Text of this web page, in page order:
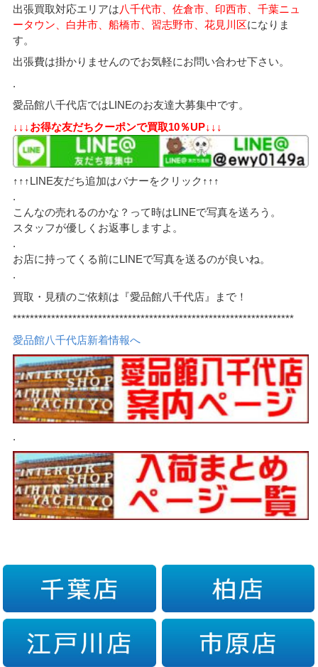
出張買取対応エリアは八千代市、佐倉市、印西市、千葉ニュ
ータウン、白井市、船橋市、習志野市、花見川区になりま
す。
出張費は掛かりませんのでお気軽にお問い合わせ下さい。
.
愛品館八千代店ではLINEのお友達大募集中です。
↓↓↓お得な友だちクーポンで買取10％UP↓↓↓
↑↑↑LINE友だち追加はバナーをクリック↑↑↑
.
こんなの売れるのかな？って時はLINEで写真を送ろう。
スタッフが優しくお返事しますよ。
.
お店に持ってくる前にLINEで写真を送るのが良いね。
.
買取・見積のご依頼は『愛品館八千代店』まで！
******************************************************************
愛品館八千代店新着情報へ
.